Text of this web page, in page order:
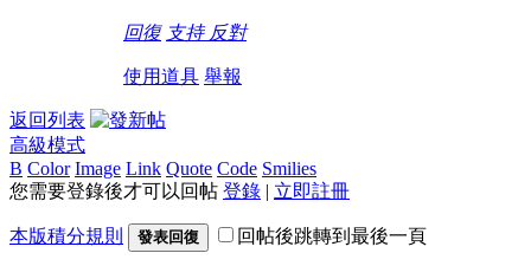
回復 支持 反對
使用道具 舉報
返回列表
高級模式
B Color Image Link Quote Code Smilies
您需要登錄後才可以回帖 登錄 | 立即註冊
本版積分規則 發表回復 回帖後跳轉到最後一頁